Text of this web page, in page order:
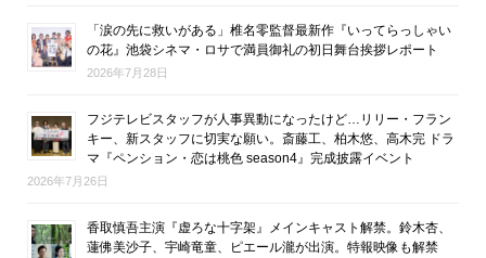
「涙の先に救いがある」椎名零監督最新作『いってらっしゃい
の花』池袋シネマ・ロサで満員御礼の初日舞台挨拶レポート
2026年7月28日
フジテレビスタッフが人事異動になったけど…リリー・フラン
キー、新スタッフに切実な願い。斎藤工、柏木悠、高木完 ドラ
マ『ペンション・恋は桃色 season4』完成披露イベント
2026年7月26日
香取慎吾主演『虚ろな十字架』メインキャスト解禁。鈴木杏、
蓮佛美沙子、宇崎竜童、ピエール瀧が出演。特報映像も解禁